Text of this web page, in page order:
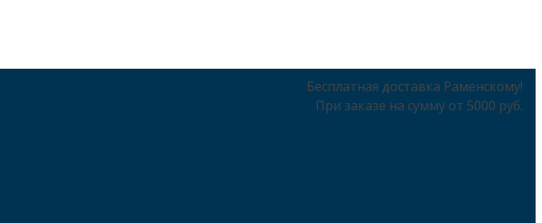
Бесплатная доставка Раменскому!
При заказе на сумму от 5000 руб.